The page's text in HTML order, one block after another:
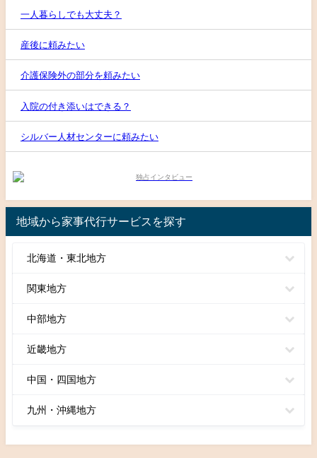
一人暮らしでも大丈夫？
産後に頼みたい
介護保険外の部分を頼みたい
入院の付き添いはできる？
シルバー人材センターに頼みたい
地域から家事代行サービスを探す
北海道・東北地方
関東地方
中部地方
近畿地方
中国・四国地方
九州・沖縄地方